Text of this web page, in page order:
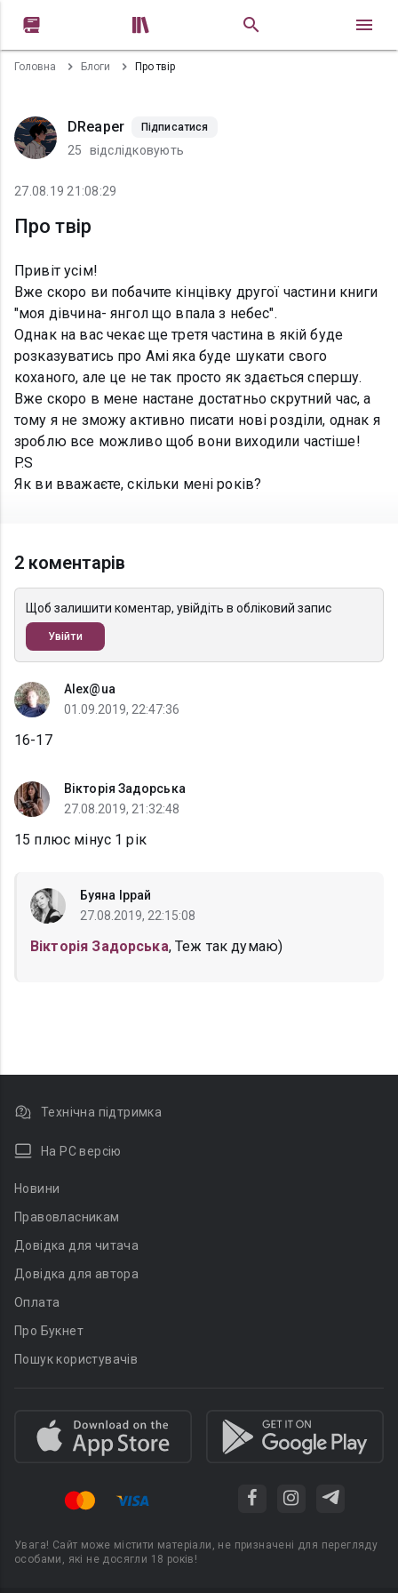
 
Головна Блоги Про твір
DReaper Підписатися
25 відслідковують
27.08.19 21:08:29
Про твір
Привіт усім!
Вже скоро ви побачите кінцівку другої частини книги
"моя дівчина- янгол що впала з небес".
Однак на вас чекає ще третя частина в якій буде
розказуватись про Амі яка буде шукати свого
коханого, але це не так просто як здається спершу.
Вже скоро в мене настане достатньо скрутний час, а
тому я не зможу активно писати нові розділи, однак я
зроблю все можливо щоб вони виходили частіше!
P.S
Як ви вважаєте, скільки мені років?
2 коментарів
Щоб залишити коментар, увійдіть в обліковий запис
Увійти
Alex@ua
01.09.2019, 22:47:36
16-17
Вікторія Задорська
27.08.2019, 21:32:48
15 плюс мінус 1 рік
Буяна Іррай
27.08.2019, 22:15:08
Вікторія Задорська, Теж так думаю)
Технічна підтримка
На PC версію
Новини
Правовласникам
Довідка для читача
Довідка для автора
Оплата
Про Букнет
Пошук користувачів
Увага! Сайт може містити матеріали, не призначені для перегляду
особами, які не досягли 18 років!